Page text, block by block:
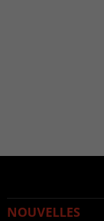
NOUVELLES